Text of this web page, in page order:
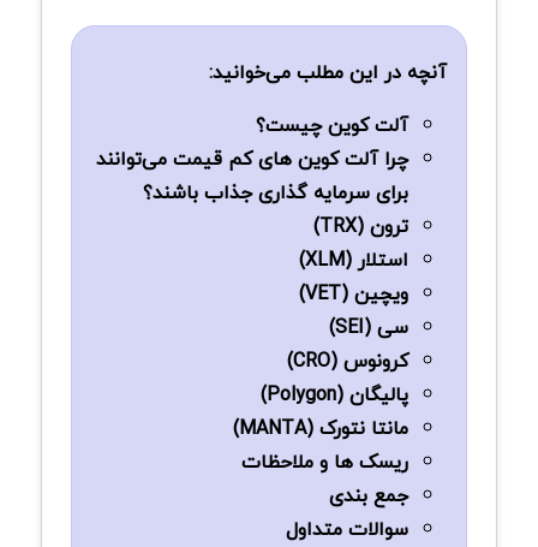
آنچه در این مطلب می‌خوانید:
آلت کوین چیست؟
چرا آلت کوین‌ های کم‌ قیمت می‌توانند
برای سرمایه‌ گذاری جذاب باشند؟
ترون (TRX)
استلار (XLM)
ویچین (VET)
سی (SEI)
کرونوس (CRO)
پالیگان (Polygon)
مانتا نتورک (MANTA)
ریسک ها و ملاحظات
جمع بندی
سوالات متداول